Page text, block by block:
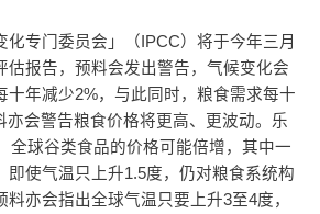
化专门委员会」（IPCC）将于今年三月
估报告，预料会发出警告，气候变化会
十年减少2%，与此同时，粮食需求每十
亦会警告粮食价格将更高、更波动。乐
全球谷类食品的价格可能倍增，其中一
即使气温只上升1.5度，仍对粮食系统构
亦会指出全球气温只要上升3至4度，